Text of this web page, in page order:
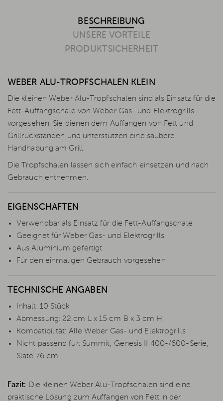
BESCHREIBUNG
UNSERE VORTEILE
PRODUKTSICHERHEIT
WEBER ALU-TROPFSCHALEN KLEIN
Die kleinen Weber Alu-Tropfschalen sind als Einsatz für die
Fett-Auffangschale von Weber Gas- und Elektrogrills
vorgesehen. Sie dienen dem Auffangen von Fett und
Grillrückständen und unterstützen eine saubere
Handhabung am Grill.
Die Tropfschalen lassen sich einfach einsetzen und nach
Gebrauch entnehmen.
EIGENSCHAFTEN
Verwendbar als Einsatz für die Fett-Auffangschale
Geeignet für Weber Gas- und Elektrogrills
Aus Aluminium gefertigt
Für den einmaligen Gebrauch vorgesehen
TECHNISCHE ANGABEN
Inhalt: 10 Stück
Abmessung: 22 cm L x 15 cm B x 3 cm H
Kompatibilität: Alle Weber Gas- und Elektrogrills
Nicht passend für: Summit, Genesis II 400-/600-Serie,
Slate 76 cm
Fazit: Die kleinen Weber Alu-Tropfschalen sind eine
praktische Lösung zum Auffangen von Fett in der